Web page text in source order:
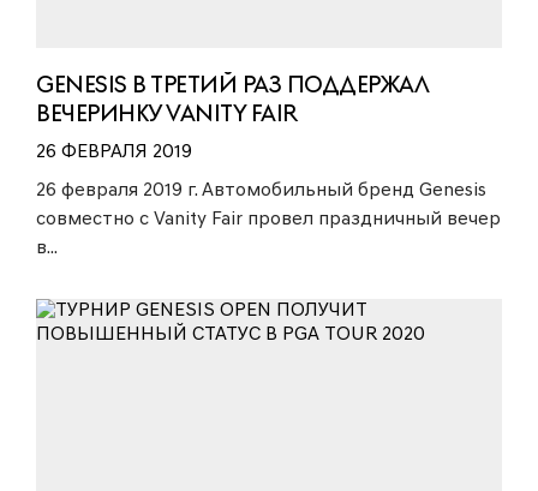
GENESIS В ТРЕТИЙ РАЗ ПОДДЕРЖАЛ
ВЕЧЕРИНКУ VANITY FAIR
26 ФЕВРАЛЯ 2019
26 февраля 2019 г. Автомобильный бренд Genesis
совместно с Vanity Fair провел праздничный вечер
в...